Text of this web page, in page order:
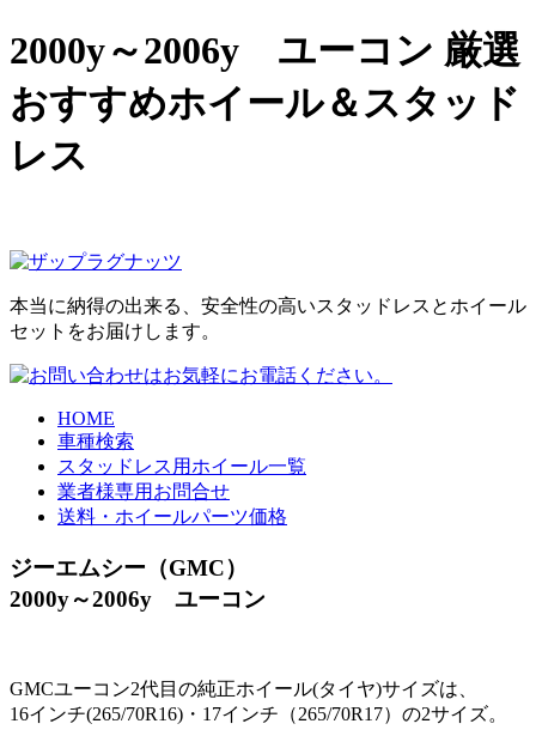
2000y～2006y ユーコン 厳選
おすすめホイール＆スタッド
レス
本当に納得の出来る、安全性の高いスタッドレスとホイール
セットをお届けします。
HOME
車種検索
スタッドレス用ホイール一覧
業者様専用お問合せ
送料・ホイールパーツ価格
ジーエムシー（GMC）
2000y～2006y ユーコン
GMCユーコン2代目の純正ホイール(タイヤ)サイズは、
16インチ(265/70R16)・17インチ（265/70R17）の2サイズ。